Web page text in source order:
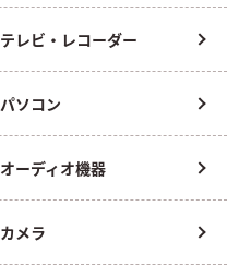
テレビ・レコーダー
パソコン
オーディオ機器
カメラ